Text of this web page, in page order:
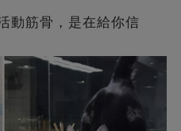
動筋骨，是在給你信